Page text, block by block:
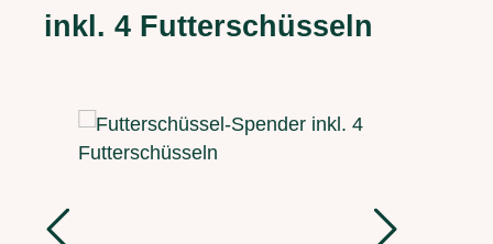
inkl. 4 Futterschüsseln
Bildergalerie überspringen